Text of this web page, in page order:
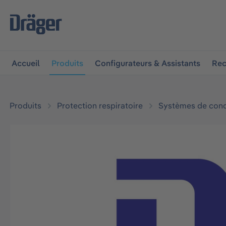
à la navigation principale
Accueil Produits Configurateurs & Assistants
Produits Protection respiratoire Systèmes de